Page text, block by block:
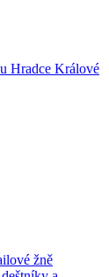
Hradce Králové
žně